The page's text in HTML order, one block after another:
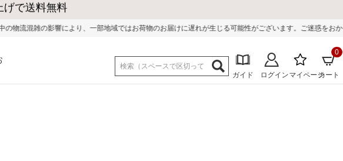
一部地域ではお荷物のお届けに遅れが生じる可能性がございます。ご迷惑をおかけしまして誠に申し訳ご
ガイド ログイン マイページカート
0